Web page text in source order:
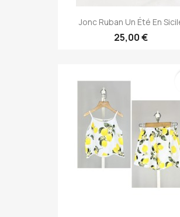
Jonc Ruban Un Été En
25,00 €